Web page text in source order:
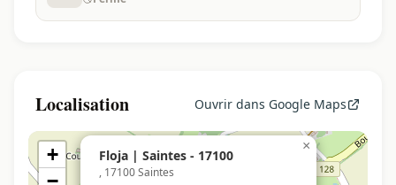
Localisation Ouvrir dans Google Maps
Floja | Saintes - 17100
, 17100 Saintes
×
+